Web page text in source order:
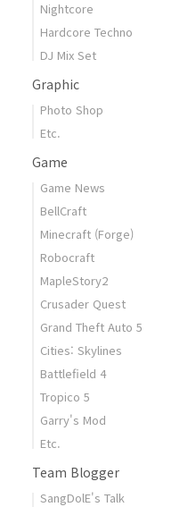
Nightcore
Hardcore Techno
DJ Mix Set
Graphic
Photo Shop
Etc.
Game
Game News
BellCraft
Minecraft (Forge)
Robocraft
MapleStory2
Crusader Quest
Grand Theft Auto 5
Cities: Skylines
Battlefield 4
Tropico 5
Garry's Mod
Etc.
Team Blogger
SangDolE's Talk